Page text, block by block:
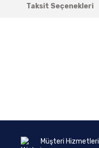
Taksit Seçenekleri
Müşteri Hizmetleri